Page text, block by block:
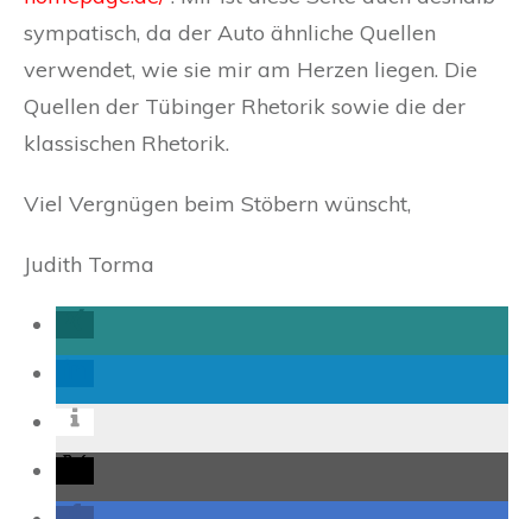
sympatisch, da der Auto ähnliche Quellen
verwendet, wie sie mir am Herzen liegen. Die
Quellen der Tübinger Rhetorik sowie die der
klassischen Rhetorik.
Viel Vergnügen beim Stöbern wünscht,
Judith Torma